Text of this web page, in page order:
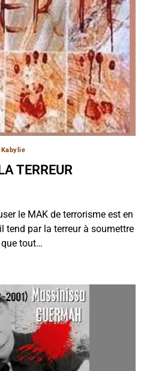
Kabylie
TERREUR
le MAK de terrorisme est en
tend par la terreur à soumettre
que tout…